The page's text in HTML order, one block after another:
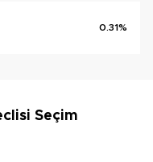
0.31%
Seçim